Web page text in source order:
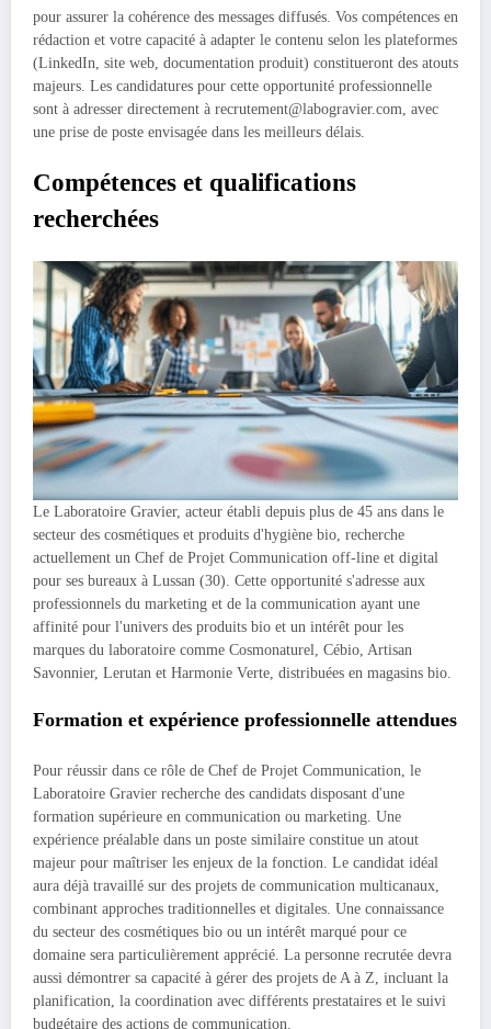
pour assurer la cohérence des messages diffusés. Vos compétences en
rédaction et votre capacité à adapter le contenu selon les plateformes
(LinkedIn, site web, documentation produit) constitueront des atouts
majeurs. Les candidatures pour cette opportunité professionnelle
sont à adresser directement à recrutement@labogravier.com, avec
une prise de poste envisagée dans les meilleurs délais.
Compétences et qualifications
recherchées
Le Laboratoire Gravier, acteur établi depuis plus de 45 ans dans le
secteur des cosmétiques et produits d'hygiène bio, recherche
actuellement un Chef de Projet Communication off-line et digital
pour ses bureaux à Lussan (30). Cette opportunité s'adresse aux
professionnels du marketing et de la communication ayant une
affinité pour l'univers des produits bio et un intérêt pour les
marques du laboratoire comme Cosmonaturel, Cébio, Artisan
Savonnier, Lerutan et Harmonie Verte, distribuées en magasins bio.
Formation et expérience professionnelle attendues
Pour réussir dans ce rôle de Chef de Projet Communication, le
Laboratoire Gravier recherche des candidats disposant d'une
formation supérieure en communication ou marketing. Une
expérience préalable dans un poste similaire constitue un atout
majeur pour maîtriser les enjeux de la fonction. Le candidat idéal
aura déjà travaillé sur des projets de communication multicanaux,
combinant approches traditionnelles et digitales. Une connaissance
du secteur des cosmétiques bio ou un intérêt marqué pour ce
domaine sera particulièrement apprécié. La personne recrutée devra
aussi démontrer sa capacité à gérer des projets de A à Z, incluant la
planification, la coordination avec différents prestataires et le suivi
budgétaire des actions de communication.